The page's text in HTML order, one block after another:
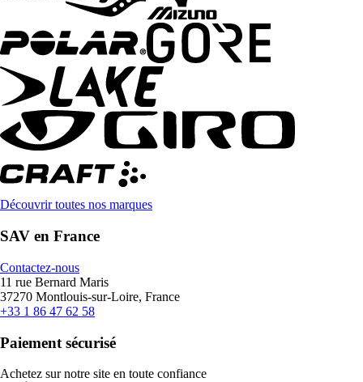
Découvrir toutes nos marques
SAV en France
Contactez-nous
11 rue Bernard Maris
37270 Montlouis-sur-Loire, France
+33 1 86 47 62 58
Paiement sécurisé
Achetez sur notre site en toute confiance